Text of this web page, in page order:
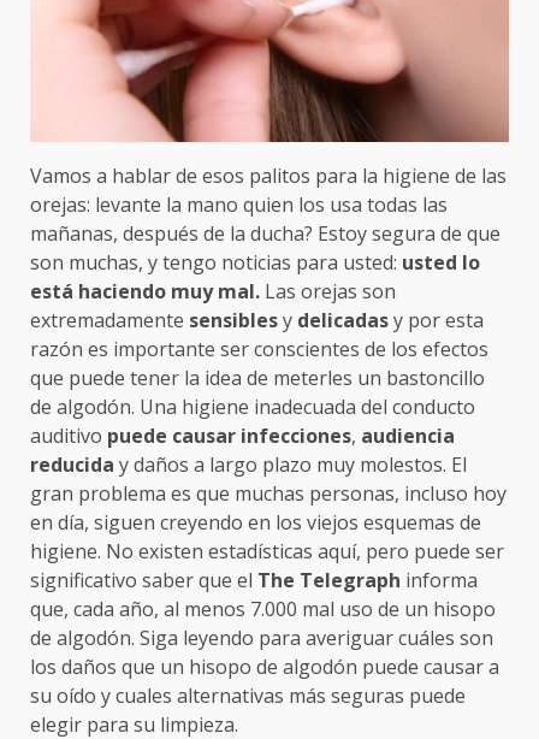
Vamos a hablar de esos palitos para la higiene de las
orejas: levante la mano quien los usa todas las
mañanas, después de la ducha? Estoy segura de que
son muchas, y tengo noticias para usted: usted lo
está haciendo muy mal. Las orejas son
extremadamente sensiblesy delicadasy por esta
razón es importante ser conscientes de los efectos
que puede tener la idea de meterles un bastoncillo
de algodón. Una higiene inadecuada del conducto
auditivo puede causar infecciones, audiencia
reducida y daños a largo plazo muy molestos. El
gran problema es que muchas personas, incluso hoy
en día, siguen creyendo en los viejos esquemas de
higiene. No existen estadísticas aquí, pero puede ser
significativo saber que el The Telegraph informa
que, cada año, al menos 7.000 mal uso de un hisopo
de algodón. Siga leyendo para averiguar cuáles son
los daños que un hisopo de algodón puede causar a
su oído y cuales alternativas más seguras puede
elegir para su limpieza.